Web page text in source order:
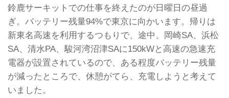
鈴鹿サーキットでの仕事を終えたのが日曜日の昼過
ぎ。バッテリー残量94%で東京に向かいます。帰りは
新東名高速を利用するつもりで、途中、岡崎SA、浜松
SA、清水PA、駿河湾沼津SAに150kWと高速の急速充
電器が設置されているので、ある程度バッテリー残量
が減ったところで、休憩がてら、充電しようと考えて
いました。